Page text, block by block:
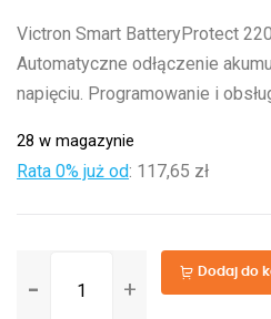
Victron Smart BatteryProtect
Automatyczne odłączenie
napięciu. Programowanie i
28 w magazynie
Rata 0% już od: 117,65 zł
Smart
Dodaj do